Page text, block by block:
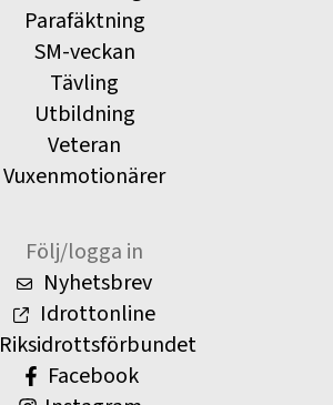
Parafäktning
SM-veckan
Tävling
Utbildning
Veteran
Vuxenmotionärer
Följ/logga in
Nyhetsbrev
Idrottonline
Riksidrottsförbundet
Facebook